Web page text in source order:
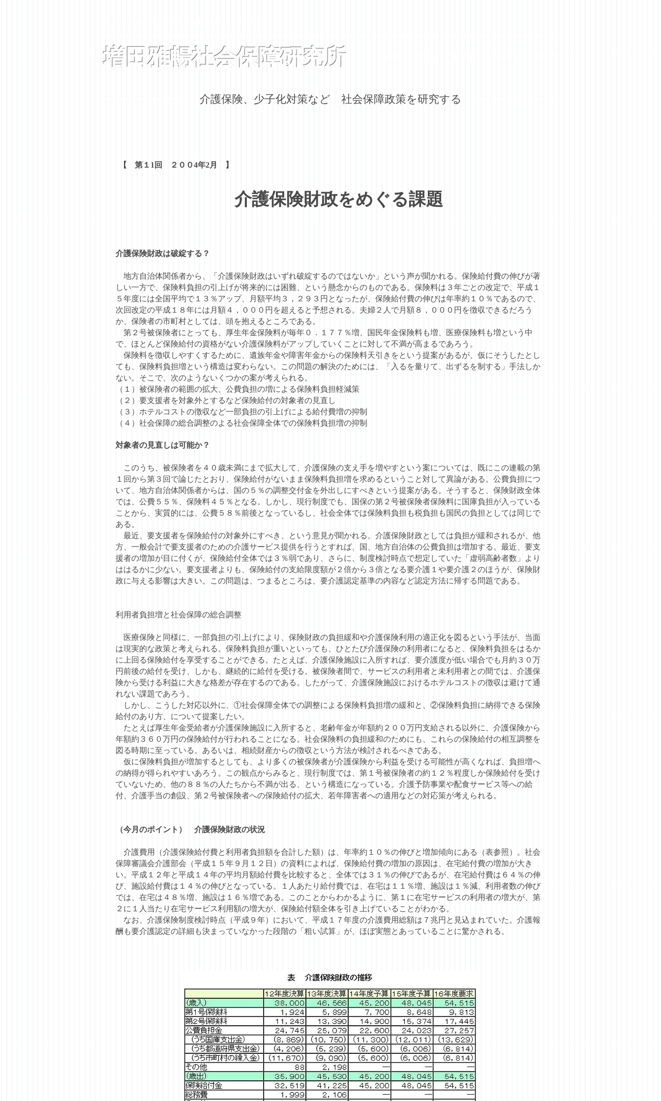
増田雅暢社会保障研究所
​介護保険、少子化対策など 社会保障政策を研究する
介護保険財政は破綻する？
地方自治体関係者から、「介護保険財政はいずれ破綻するのではないか」という声が聞かれる。保険給付費の伸びが著
しい一方で、保険料負担の引上げが将来的には困難、という懸念からのものである。保険料は３年ごとの改定で、平成１
５年度には全国平均で１３％アップ、月額平均３，２９３円となったが、保険給付費の伸びは年率約１０％であるので、
次回改定の平成１８年には月額４，０００円を超えると予想される。夫婦２人で月額８，０００円を徴収できるだろう
か、保険者の市町村としては、頭を抱えるところである。
第２号被保険者にとっても、厚生年金保険料が毎年０．１７７％増、国民年金保険料も増、医療保険料も増という中
で、ほとんど保険給付の資格がない介護保険料がアップしていくことに対して不満が高まるであろう。
保険料を徴収しやすくするために、遺族年金や障害年金からの保険料天引きをという提案があるが、仮にそうしたとし
ても、保険料負担増という構造は変わらない。この問題の解決のためには、「入るを量りて、出ずるを制する」手法しか
ない。そこで、次のようないくつかの案が考えられる。
（１）被保険者の範囲の拡大、公費負担の増による保険料負担軽減策
（２）要支援者を対象外とするなど保険給付の対象者の見直し
（３）ホテルコストの徴収など一部負担の引上げによる給付費増の抑制
（４）社会保障の総合調整のよる社会保障全体での保険料負担増の抑制
対象者の見直しは可能か？
このうち、被保険者を４０歳未満にまで拡大して、介護保険の支え手を増やすという案については、既にこの連載の第
１回から第３回で論じたとおり、保険給付がないまま保険料負担増を求めるということ対して異論がある。公費負担につ
いて、地方自治体関係者からは、国の５％の調整交付金を外出しにすべきという提案がある。そうすると、保険財政全体
では、公費５５％、保険料４５％となる。しかし、現行制度でも、国保の第２号被保険者保険料に国庫負担が入っている
ことから、実質的には、公費５８％前後となっているし、社会全体では保険料負担も税負担も国民の負担としては同じで
ある。
最近、要支援者を保険給付の対象外にすべき、という意見が聞かれる。介護保険財政としては負担が緩和されるが、他
方、一般会計で要支援者のための介護サービス提供を行うとすれば、国、地方自治体の公費負担は増加する。最近、要支
援者の増加が目に付くが、保険給付全体では３％弱であり、さらに、制度検討時点で想定していた「虚弱高齢者数」より
ははるかに少ない。要支援者よりも、保険給付の支給限度額が２倍から３倍となる要介護１や要介護２のほうが、保険財
政に与える影響は大きい。この問題は、つまるところは、要介護認定基準の内容など認定方法に帰する問題である。
利用者負担増と社会保障の総合調整
医療保険と同様に、一部負担の引上げにより、保険財政の負担緩和や介護保険利用の適正化を図るという手法が、当面
は現実的な政策と考えられる。保険料負担が重いといっても、ひとたび介護保険の利用者になると、保険料負担をはるか
に上回る保険給付を享受することができる。たとえば、介護保険施設に入所すれば、要介護度が低い場合でも月約３０万
円前後の給付を受け、しかも、継続的に給付を受ける。被保険者間で、サービスの利用者と未利用者との間では、介護保
険から受ける利益に大きな格差が存在するのである。したがって、介護保険施設におけるホテルコストの徴収は避けて通
れない課題であろう。
しかし、こうした対応以外に、①社会保障全体での調整による保険料負担増の緩和と、②保険料負担に納得できる保険
給付のあり方、について提案したい。
たとえば厚生年金受給者が介護保険施設に入所すると、老齢年金が年額約２００万円支給される以外に、介護保険から
年額約３６０万円の保険給付が行われることになる。社会保険料の負担緩和のためにも、これらの保険給付の相互調整を
図る時期に至っている。あるいは、相続財産からの徴収という方法が検討されるべきである。
仮に保険料負担が増加するとしても、より多くの被保険者が介護保険から利益を受ける可能性が高くなれば、負担増へ
の納得が得られやすいあろう。この観点からみると、現行制度では、第１号被保険者の約１２％程度しか保険給付を受け
ていないため、他の８８％の人たちから不満が出る、という構造になっている。介護予防事業や配食サービス等への給
付、介護手当の創設、第２号被保険者への保険給付の拡大、若年障害者への適用などの対応策が考えられる。
（今月のポイント） 介護保険財政の状況
介護費用（介護保険給付費と利用者負担額を合計した額）は、年率約１０％の伸びと増加傾向にある（表参照）。社会
保障審議会介護部会（平成１５年９月１２日）の資料によれば、保険給付費の増加の原因は、在宅給付費の増加が大き
い。平成１２年と平成１４年の平均月額給付費を比較すると、全体では３１％の伸びであるが、在宅給付費は６４％の伸
び、施設給付費は１４％の伸びとなっている。１人あたり給付費では、在宅は１１％増、施設は１％減、利用者数の伸び
では、在宅は４８％増、施設は１６％増である。このことからわかるように、第１に在宅サービスの利用者の増大が、第
２に１人当たり在宅サービス利用額の増大が、保険給付額全体を引き上げていることがわかる。
なお、介護保険制度検討時点（平成９年）において、平成１７年度の介護費用総額は７兆円と見込まれていた。介護報
酬も要介護認定の詳細も決まっていなかった段階の「粗い試算」が、ほぼ実態とあっていることに驚かされる。
介護保険財政をめぐる課題
【 第１1回 ２００4年2月 】